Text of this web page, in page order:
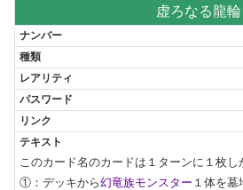
虚ろなる龍輪
このカード名のカードは１ターンに１枚し
①：デッキから幻竜族モンスター １体を